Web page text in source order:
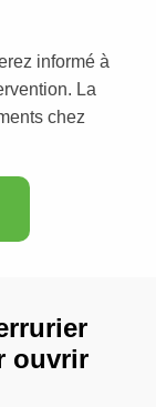
informé à
La
chez
ouvrir